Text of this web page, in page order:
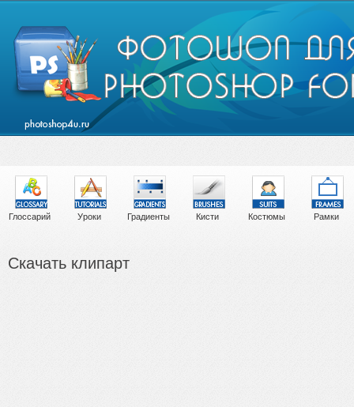
Глоссарий Уроки Градиенты Кисти Костюмы Рамки
Скачать клипарт